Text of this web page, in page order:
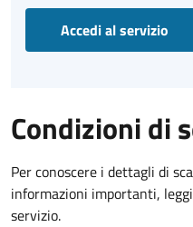
Accedi al servizio
Condizioni di
Per conoscere i dettagli di
informazioni importanti,
servizio.